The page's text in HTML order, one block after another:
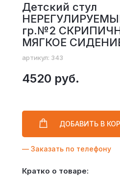
Детский стул
гр.№2
МЯГКОЕ
артикул: 343
4520 руб.
ДОБАВИТЬ В
— Заказать по телефону
Кратко о товаре: